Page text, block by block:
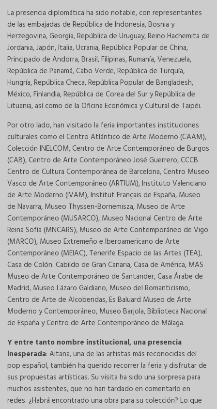
La presencia diplomática ha sido notable, con representantes
de las embajadas de República de Indonesia, Bosnia y
Herzegovina, Georgia, República de Uruguay, Reino Hachemita de
Jordania, Japón, Italia, Ucrania, República Popular de China,
Principado de Andorra, Brasil, Filipinas, Rumanía, Venezuela,
República de Panamá, Cabo Verde, República de Turquía,
Hungría, República Checa, República Popular de Bangladesh,
México, Finlandia, República de Corea del Sur y República de
Lituania, así como de la Oficina Económica y Cultural de Taipéi.
Por otro lado, han visitado la feria importantes instituciones
culturales como el Centro Atlántico de Arte Moderno (CAAM),
Colección INELCOM, Centro de Arte Contemporáneo de Burgos
(CAB), Centro de Arte Contemporáneo José Guerrero, CCCB
Centro de Cultura Contemporánea de Barcelona, Centro Museo
Vasco de Arte Contemporáneo (ARTIUM), Instituto Valenciano
de Arte Moderno (IVAM), Institut Français de España, Museo
de Navarra, Museo Thyssen-Bornemisza, Museo de Arte
Contemporáneo (MUSARCO), Museo Nacional Centro de Arte
Reina Sofía (MNCARS), Museo de Arte Contemporáneo de Vigo
(MARCO), Museo Extremeño e Iberoamericano de Arte
Contemporáneo (MEIAC), Tenerife Espacio de las Artes (TEA),
Casa de Colón. Cabildo de Gran Canaria, Casa de América, MAS
Museo de Arte Contemporáneo de Santander, Casa Árabe de
Madrid, Museo Lázaro Galdiano, Museo del Romanticismo,
Centro de Arte de Alcobendas, Es Baluard Museo de Arte
Moderno y Contemporáneo, Museo Barjola, Biblioteca Nacional
de España y Centro de Arte Contemporáneo de Málaga.
Y entre tanto nombre institucional, una presencia
inesperada: Aitana, una de las artistas más reconocidas del
pop español, también ha querido recorrer la feria y disfrutar de
sus propuestas artísticas. Su visita ha sido una sorpresa para
muchos asistentes, que no han tardado en comentarlo en
redes. ¿Habrá encontrado una obra para su colección? Lo que